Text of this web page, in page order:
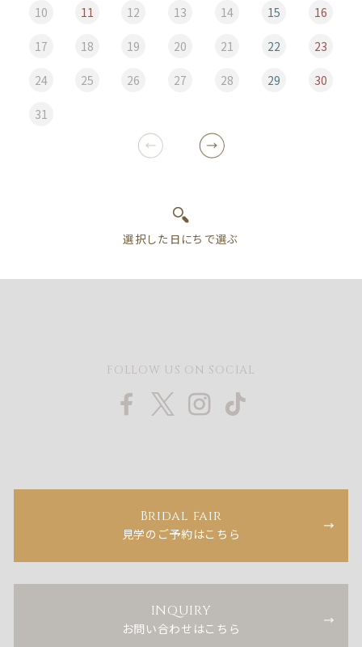
10 11 12 13 14 15 16
17 18 19 20 21 22 23
24 25 26 27 28 29 30
31
FOLLOW US ON SOCIAL
Bridal fair
見学のご予約はこちら
INQUIRY
お問い合わせはこちら